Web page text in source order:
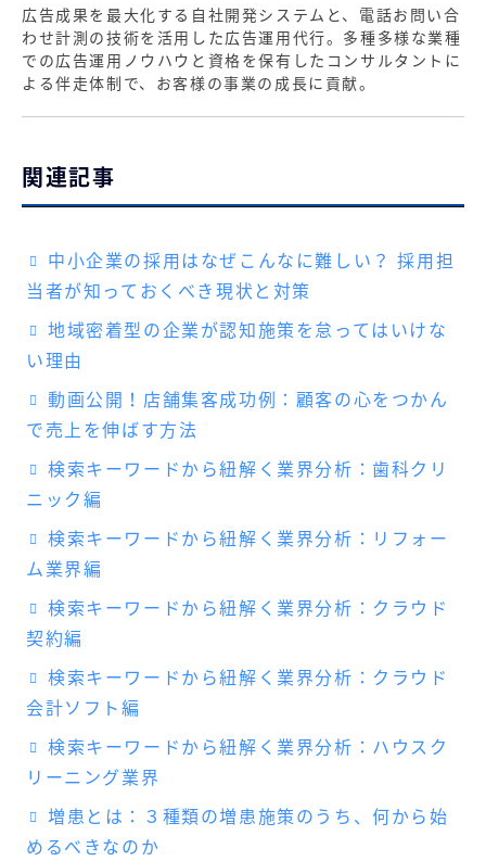
関連記事
中小企業の採用はなぜこんなに難しい？ 採用担
当者が知っておくべき現状と対策
地域密着型の企業が認知施策を怠ってはいけな
い理由
動画公開！店舗集客成功例：顧客の心をつかん
で売上を伸ばす方法
検索キーワードから紐解く業界分析：歯科クリ
ニック編
検索キーワードから紐解く業界分析：リフォー
ム業界編
検索キーワードから紐解く業界分析：クラウド
契約編
検索キーワードから紐解く業界分析：クラウド
会計ソフト編
検索キーワードから紐解く業界分析：ハウスク
リーニング業界
増患とは：３種類の増患施策のうち、何から始
めるべきなのか
広告成果を最大化する自社開発システムと、電話お問い合
わせ計測の技術を活用した広告運用代行。多種多様な業種
での広告運用ノウハウと資格を保有したコンサルタントに
よる伴走体制で、お客様の事業の成長に貢献。